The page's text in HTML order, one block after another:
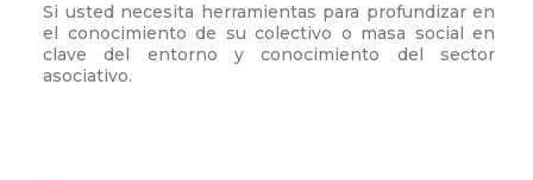
Si usted necesita herramientas para profundizar en
el conocimiento de su colectivo o masa social en
clave del entorno y conocimiento del sector
asociativo.